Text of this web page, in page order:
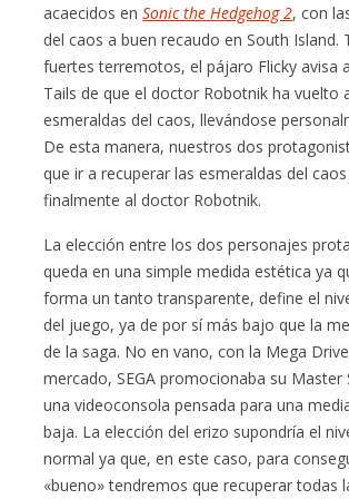
acaecidos enSonic the Hedgehog 2, con
del caos a buen recaudo en South Island.
fuertes terremotos, el pájaro Flicky avisa
Tails de que el doctor Robotnik ha vuelto
esmeraldas del caos, llevándose
De esta manera, nuestros dos
que ir a recuperar las esmeraldas del
finalmente al doctor Robotnik.
La elección entre los dos personajes
queda en una simple medida estética ya
forma un tanto transparente, define el
del juego, ya de por sí más bajo que la
de la saga. No en vano, con la Mega
mercado, SEGA promocionaba su Master
una videoconsola pensada para una
baja. La elección del erizo supondría el
normal ya que, en este caso, para
«bueno» tendremos que recuperar todas